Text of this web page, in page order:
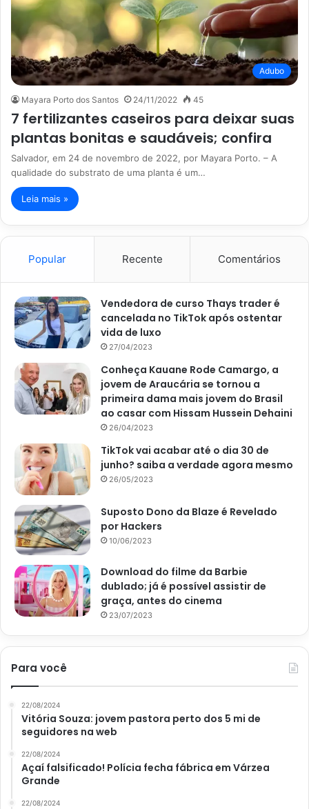
Adubo
Mayara Porto dos Santos 24/11/2022 45
7 fertilizantes caseiros para deixar suas
plantas bonitas e saudáveis; confira
Salvador, em 24 de novembro de 2022, por Mayara Porto. – A
qualidade do substrato de uma planta é um…
Leia mais »
Popular Recente Comentários
Vendedora de curso Thays trader é
cancelada no TikTok após ostentar
vida de luxo
27/04/2023
Conheça Kauane Rode Camargo, a
jovem de Araucária se tornou a
primeira dama mais jovem do Brasil
ao casar com Hissam Hussein Dehaini
26/04/2023
TikTok vai acabar até o dia 30 de
junho? saiba a verdade agora mesmo
26/05/2023
Suposto Dono da Blaze é Revelado
por Hackers
10/06/2023
Download do filme da Barbie
dublado; já é possível assistir de
graça, antes do cinema
23/07/2023
Para você
22/08/2024
Vitória Souza: jovem pastora perto dos 5 mi de
seguidores na web
22/08/2024
Açaí falsificado! Polícia fecha fábrica em Várzea
Grande
22/08/2024